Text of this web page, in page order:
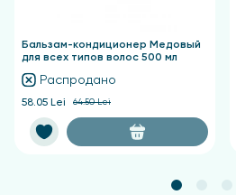
Бальзам-кондиционер Медовый
для всех типов волос 500 мл
Распродано
58.05 Lei 64.50 Lei